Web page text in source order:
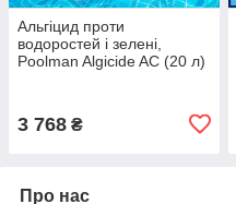
Альгіцид проти
водоростей і зелені,
Poolman Algicide AC (20 л)
3 768 ₴
Про нас